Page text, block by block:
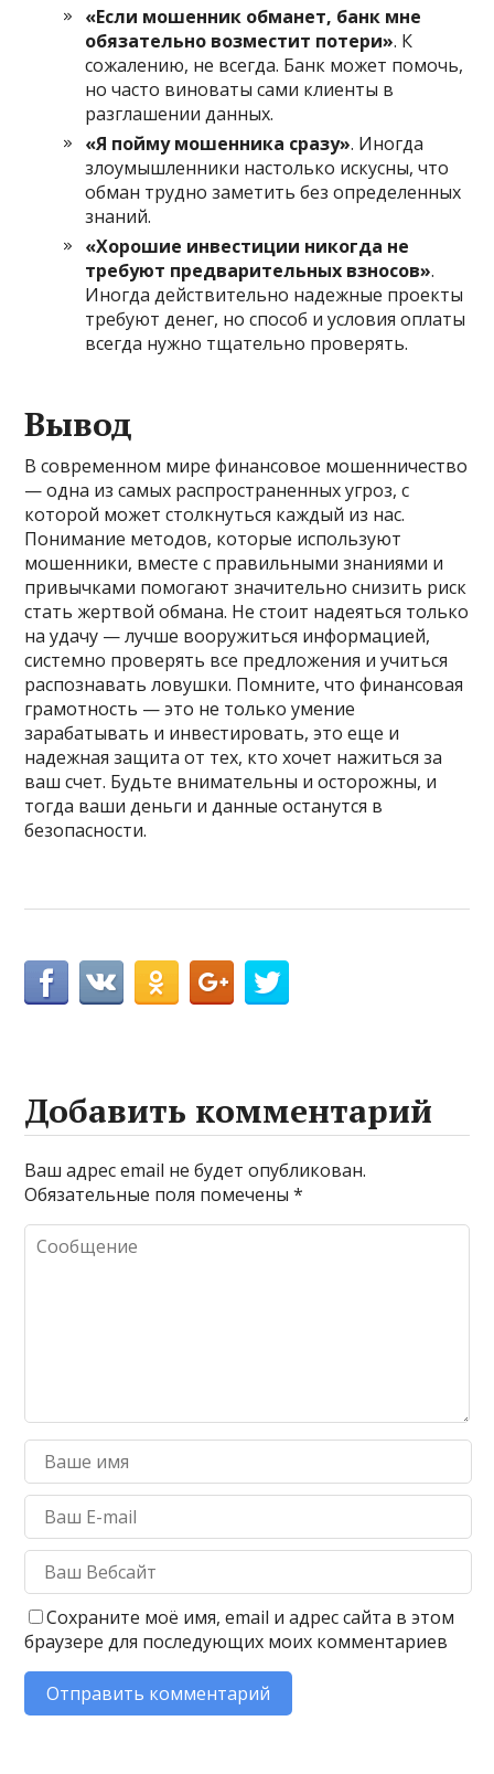
«Если мошенник обманет, банк мне
обязательно возместит потери». К
сожалению, не всегда. Банк может помочь,
но часто виноваты сами клиенты в
разглашении данных.
«Я пойму мошенника сразу». Иногда
злоумышленники настолько искусны, что
обман трудно заметить без определенных
знаний.
«Хорошие инвестиции никогда не
требуют предварительных взносов».
Иногда действительно надежные проекты
требуют денег, но способ и условия оплаты
всегда нужно тщательно проверять.
Вывод
В современном мире финансовое мошенничество
— одна из самых распространенных угроз, с
которой может столкнуться каждый из нас.
Понимание методов, которые используют
мошенники, вместе с правильными знаниями и
привычками помогают значительно снизить риск
стать жертвой обмана. Не стоит надеяться только
на удачу — лучше вооружиться информацией,
системно проверять все предложения и учиться
распознавать ловушки. Помните, что финансовая
грамотность — это не только умение
зарабатывать и инвестировать, это еще и
надежная защита от тех, кто хочет нажиться за
ваш счет. Будьте внимательны и осторожны, и
тогда ваши деньги и данные останутся в
безопасности.
Добавить комментарий
Ваш адрес email не будет опубликован.
Обязательные поля помечены*
Сохраните моё имя, email и адрес сайта в этом
браузере для последующих моих комментариев